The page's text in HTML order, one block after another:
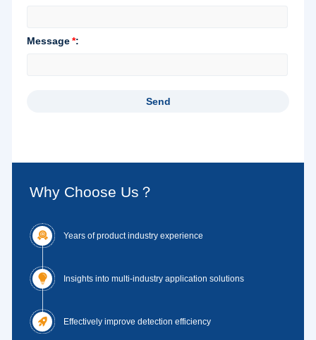
Why Choose Us？
 Years of product industry experience
 Insights into multi-industry application solutions
 Effectively improve detection efficiency